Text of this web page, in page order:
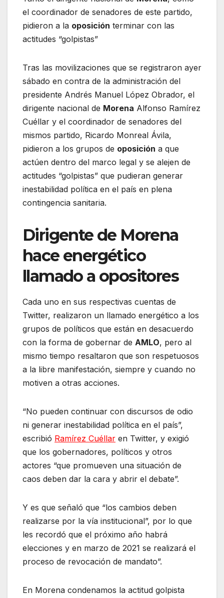
el coordinador de senadores de este partido,
pidieron a la oposición terminar con las
actitudes “golpistas”
Tras las movilizaciones que se registraron ayer
sábado en contra de la administración del
presidente Andrés Manuel López Obrador, el
dirigente nacional de Morena Alfonso Ramírez
Cuéllar y el coordinador de senadores del
mismos partido, Ricardo Monreal Ávila,
pidieron a los grupos de oposición a que
actúen dentro del marco legal y se alejen de
actitudes “golpistas” que pudieran generar
inestabilidad política en el país en plena
contingencia sanitaria.
Dirigente de Morena
hace energético
llamado a opositores
Cada uno en sus respectivas cuentas de
Twitter, realizaron un llamado energético a los
grupos de políticos que están en desacuerdo
con la forma de gobernar de AMLO, pero al
mismo tiempo resaltaron que son respetuosos
a la libre manifestación, siempre y cuando no
motiven a otras acciones.
“No pueden continuar con discursos de odio
ni generar inestabilidad política en el país”,
escribió Ramírez Cuéllar en Twitter, y exigió
que los gobernadores, políticos y otros
actores “que promueven una situación de
caos deben dar la cara y abrir el debate”.
Y es que señaló que “los cambios deben
realizarse por la vía institucional”, por lo que
les recordó que el próximo año habrá
elecciones y en marzo de 2021 se realizará el
proceso de revocación de mandato”.
En Morena condenamos la actitud golpista